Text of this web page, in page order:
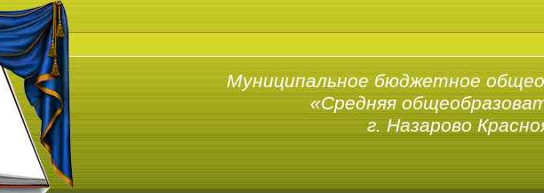
Муниципальное бюджетное
«Средняя
г. Назарово